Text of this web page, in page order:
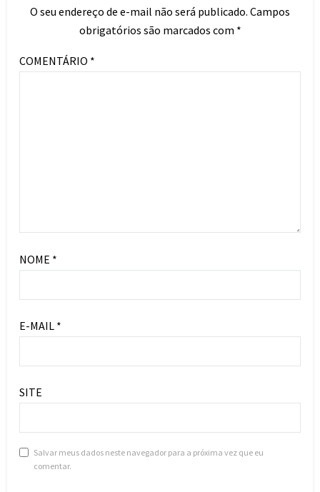
O seu endereço de e-mail não será publicado. Campos
obrigatórios são marcados com *
COMENTÁRIO *
NOME *
E-MAIL *
SITE
Salvar meus dados neste navegador para a próxima vez que eu
comentar.